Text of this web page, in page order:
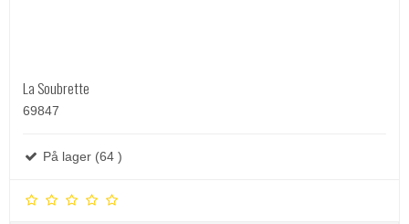
La Soubrette
69847
På lager (64 )